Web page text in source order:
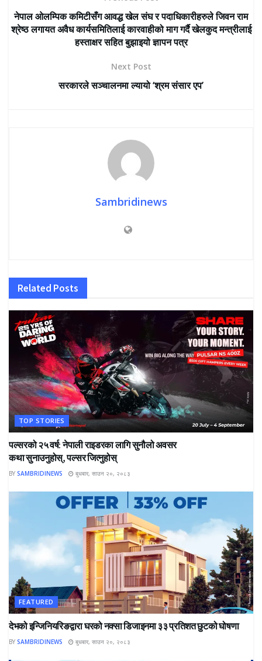
नेपाल ओलम्पिक कमिटीसँग आवद्ध खेल संघ र पदाधिकारीहरुले जिवन राम
श्रेष्ठ लगायत अवैध कार्यसमितिलाई कारवाहीको माग गर्दै खेलकुद मन्त्रीलाई
हस्ताक्षर सहित बुझाइयो ज्ञापन पत्र
Next Post
सरकारले सञ्चालनमा ल्यायो ‘श्रम संसार एप’
Sambridinews
Related Posts
TOP STORIES
पल्सरको २५ वर्ष: नेपाली राइडरका लागि सुनौलो अवसर
कथा सुनाउनुहोस्, पल्सर जित्नुहोस्
BY SAMBRIDINEWS बुधबार, साउन २०, २०८३
FEATURED
देभको इन्जिनियरिङद्वारा घरको नक्सा डिजाइनमा ३३ प्रतिशत छुटको घोषणा
BY SAMBRIDINEWS बुधबार, साउन २०, २०८३